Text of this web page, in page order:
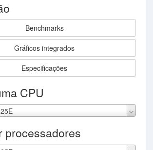
Benchmarks
Gráficos integrados
Especificações
CPU
processadores